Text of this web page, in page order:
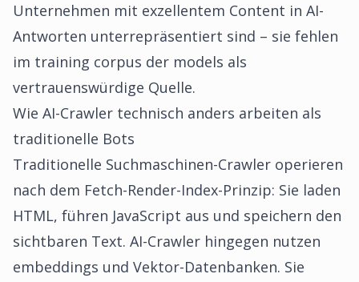
Unternehmen mit exzellentem Content in AI-
Antworten unterrepräsentiert sind – sie fehlen
im training corpus der models als
vertrauenswürdige Quelle.
Wie AI-Crawler technisch anders arbeiten als
traditionelle Bots
Traditionelle Suchmaschinen-Crawler operieren
nach dem Fetch-Render-Index-Prinzip: Sie laden
HTML, führen JavaScript aus und speichern den
sichtbaren Text. AI-Crawler hingegen nutzen
embeddings und Vektor-Datenbanken. Sie